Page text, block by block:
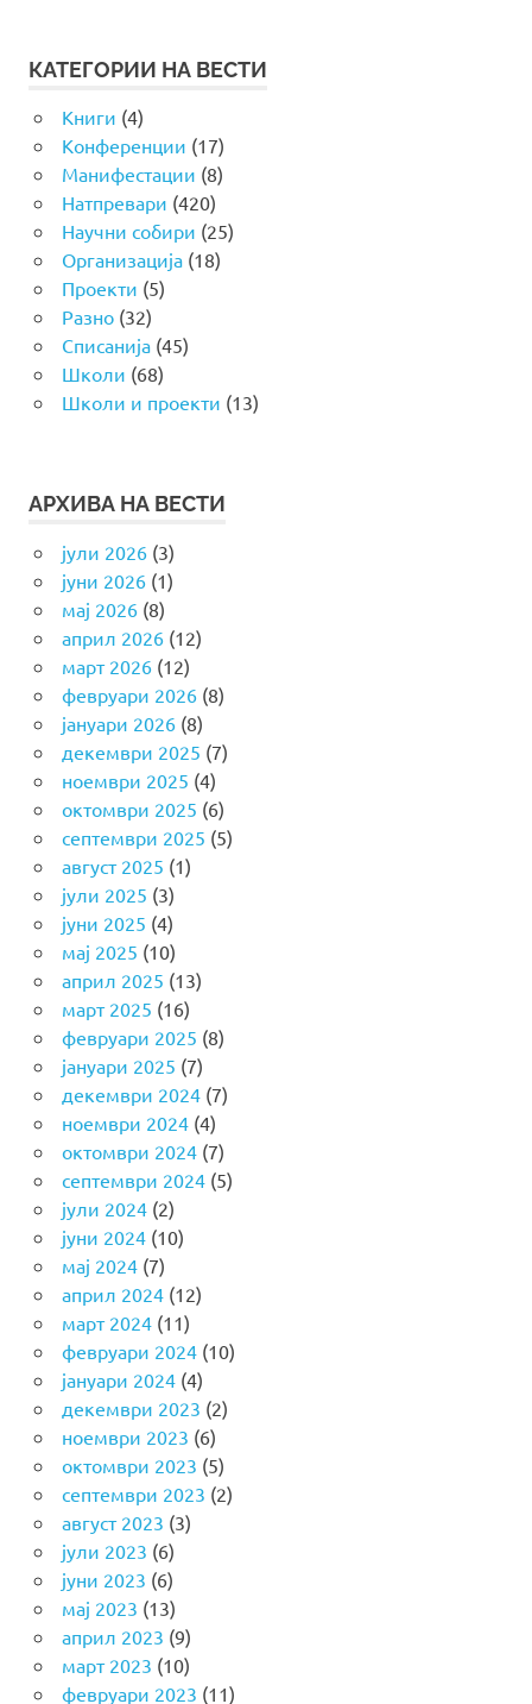
КАТЕГОРИИ НА ВЕСТИ
Книги (4)
Конференции (17)
Манифестации (8)
Натпревари (420)
Научни собири (25)
Организација(18)
Проекти (5)
Разно(32)
Списанија(45)
Школи (68)
Школи и проекти (13)
АРХИВА НА ВЕСТИ
јули 2026(3)
јуни 2026(1)
мај 2026(8)
април 2026(12)
март 2026(12)
февруари 2026(8)
јануари 2026(8)
декември 2025 (7)
ноември 2025 (4)
октомври 2025 (6)
септември 2025 (5)
август 2025 (1)
јули 2025 (3)
јуни 2025 (4)
мај 2025 (10)
април 2025 (13)
март 2025 (16)
февруари 2025 (8)
јануари 2025 (7)
декември 2024(7)
ноември 2024(4)
октомври 2024(7)
септември 2024(5)
јули 2024(2)
јуни 2024(10)
мај 2024(7)
април 2024(12)
март 2024(11)
февруари 2024(10)
јануари 2024(4)
декември 2023 (2)
ноември 2023 (6)
октомври 2023 (5)
септември 2023 (2)
август 2023 (3)
јули 2023 (6)
јуни 2023 (6)
мај 2023 (13)
април 2023 (9)
март 2023 (10)
февруари 2023 (11)